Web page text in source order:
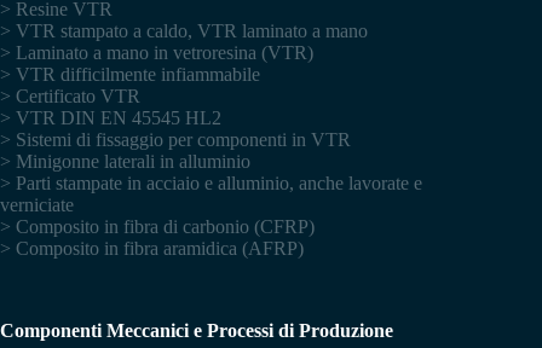
> Resine VTR
> VTR stampato a caldo, VTR laminato a mano
> Laminato a mano in vetroresina (VTR)
> VTR difficilmente infiammabile
> Certificato VTR
> VTR DIN EN 45545 HL2
> Sistemi di fissaggio per componenti in VTR
> Minigonne laterali in alluminio
> Parti stampate in acciaio e alluminio, anche lavorate e
verniciate
> Composito in fibra di carbonio (CFRP)
> Composito in fibra aramidica (AFRP)
Componenti Meccanici e Processi di Produzione